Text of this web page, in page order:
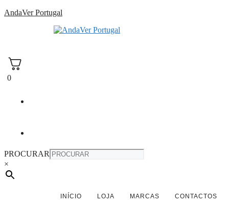
Saltar
AndaVer Portugal
0
PROCURAR
×
INÍCIO LOJA MARCAS CONTACTOS